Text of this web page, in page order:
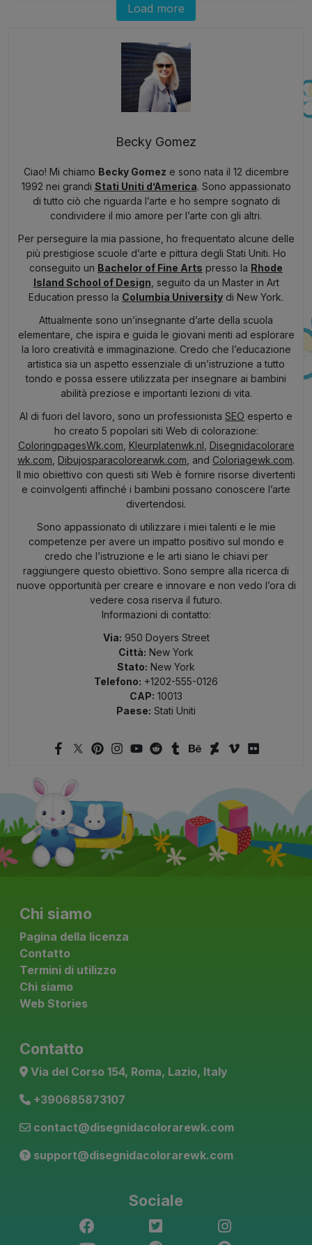
Load more
Becky Gomez
Ciao! Mi chiamo Becky Gomez e sono nata il 12 dicembre
1992 nei grandi Stati Uniti d’America. Sono appassionato
di tutto ciò che riguarda l’arte e ho sempre sognato di
condividere il mio amore per l’arte con gli altri.
Per perseguire la mia passione, ho frequentato alcune delle
più prestigiose scuole d’arte e pittura degli Stati Uniti. Ho
conseguito un Bachelor of Fine Arts presso la Rhode
Island School of Design , seguito da un Master in Art
Education presso la Columbia University di New York.
Attualmente sono un’insegnante d’arte della scuola
elementare, che ispira e guida le giovani menti ad esplorare
la loro creatività e immaginazione. Credo che l’educazione
artistica sia un aspetto essenziale di un’istruzione a tutto
tondo e possa essere utilizzata per insegnare ai bambini
abilità preziose e importanti lezioni di vita.
Al di fuori del lavoro, sono un professionista SEO esperto e
ho creato 5 popolari siti Web di colorazione:
ColoringpagesWk.com Kleurplatenwk.nl Disegnidacolorare
wk.com Dibujosparacolorearwk.com , and Coloriagewk.com.
Il mio obiettivo con questi siti Web è fornire risorse divertenti
e coinvolgenti affinché i bambini possano conoscere l’arte
divertendosi.
Sono appassionato di utilizzare i miei talenti e le mie
competenze per avere un impatto positivo sul mondo e
credo che l’istruzione e le arti siano le chiavi per
raggiungere questo obiettivo. Sono sempre alla ricerca di
nuove opportunità per creare e innovare e non vedo l’ora di
vedere cosa riserva il futuro.
Informazioni di contatto:
Via: 950 Doyers Street
Città: New York
Stato: New York
Telefono: +1202-555-0126
CAP: 10013
Paese: Stati Uniti
Chi siamo
Pagina della licenza
Contatto
Termini di utilizzo
Chi siamo
Web Stories
Contatto
Via del Corso 154, Roma, Lazio, Italy
+390685873107
contact@disegnidacolorarewk.com
support@disegnidacolorarewk.com
Sociale